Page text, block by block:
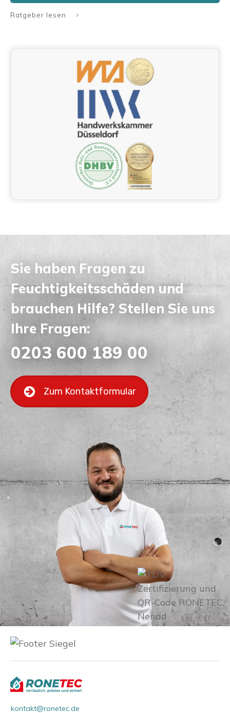
Ratgeber lesen
Sie haben Fragen zu
Feuchtigkeitsschäden und
brauchen Hilfe? Stellen Sie uns
Ihre Fragen:
0203 600 189 00
Zum Kontaktformular
kontakt@ronetec.de